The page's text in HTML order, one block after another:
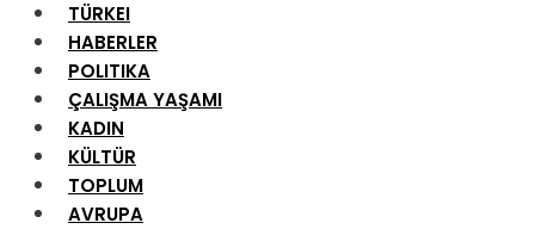
TÜRKEI
HABERLER
POLITIKA
ÇALIŞMA YAŞAMI
KADIN
KÜLTÜR
TOPLUM
AVRUPA